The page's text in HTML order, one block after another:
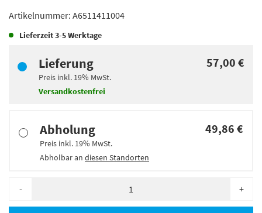
Artikelnummer: A6511411004
Lieferzeit3-5 Werktage
Lieferung
Preis inkl. 19% MwSt.
Versandkostenfrei
57,00 €
Abholung
Preis inkl. 19% MwSt.
Abholbar an diesen Standorten
49,86 €
- +